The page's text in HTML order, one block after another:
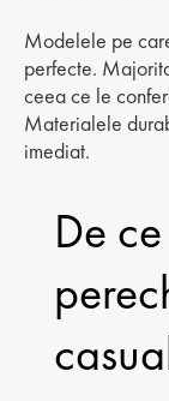
Modelele pe
perfecte.
ceea ce le
Materialele
imediat.
De